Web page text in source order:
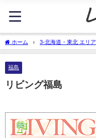
ホーム 3-北海道・東北 エリア
福島
リビング福島